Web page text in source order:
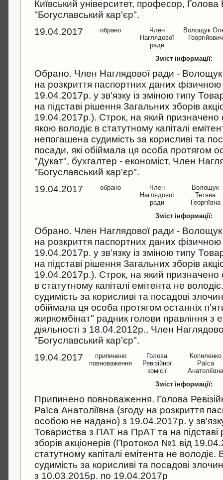
Київський університет, професор,
"Богуславський кар'єр".
19.04.2017
обрано
Член
Наглядової
ради
Волощук
Георгійович
Зміст інформації:
Обрано. Член Наглядової ради - Волощук
на розкриття паспортних даних
19.04.2017р. у зв'язку із зміною типу
на підставі рішення Загальних зборів
19.04.2017р.). Строк, на який призначено
якою володіє в статутному капіталі
непогашена судимість за корисливі та
посади, які обіймала ця особа протягом
"Дукат", бухгалтер - економіст, Член
"Богуславський кар'єр".
19.04.2017
обрано
Член
Наглядової
ради
Волощук
Тетяна
Георгіївна
Зміст інформації:
Обрано. Член Наглядової ради - Волощук
на розкриття паспортних даних
19.04.2017р. у зв'язку із зміною типу
на підставі рішення Загальних зборів
19.04.2017р.). Строк, на який
в статутному капіталі емітента не
судимість за корисливі та посадові
обіймала ця особа протягом останніх
жиркомбінат" радник голови правління з
діяльності з 18.04.2012р., Член
"Богуславський кар'єр".
19.04.2017
припинено
повноваження
Голова
Ревізійної
комісії
Копиленко
Раїса
Анатоліївна
Зміст інформації:
Припинено повноваження. Голова
Раїса Анатоліївна (згоду на розкриття
особою не надано) з 19.04.2017р. у
Товариства з ПАТ на ПрАТ та на підставі
зборів акціонерів (Протокол №1 від
статутному капіталі емітента не
судимість за корисливі та посадові
з 10.03.2015р. по 19.04.2017р